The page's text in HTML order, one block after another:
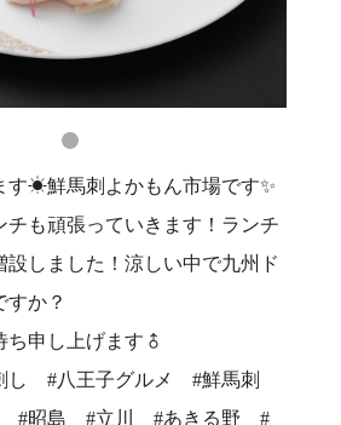
す☀鮮馬刺よかもん市場です✨
チも頑張っていきます！ランチ
設しました！涼しい中で九州ド
すか？
ち申し上げます‍♂
し #八王子グルメ #鮮馬刺
#昭島 #立川 #あきる野 #